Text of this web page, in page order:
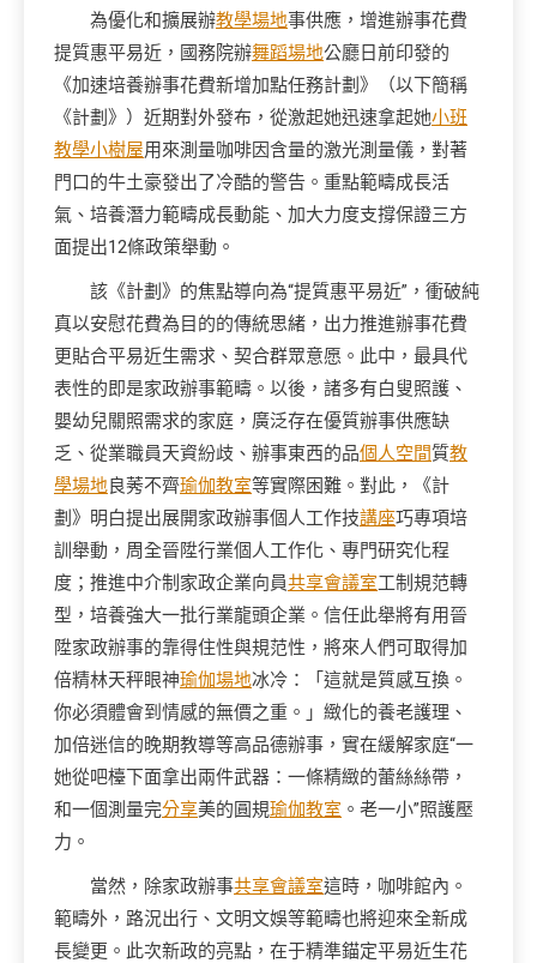
為優化和擴展辦教學場地事供應，增進辦事花費
提質惠平易近，國務院辦舞蹈場地公廳日前印發的
《加速培養辦事花費新增加點任務計劃》（以下簡稱
《計劃》）近期對外發布，從激起她迅速拿起她小班
教學小樹屋用來測量咖啡因含量的激光測量儀，對著
門口的牛土豪發出了冷酷的警告。重點範疇成長活
氣、培養潛力範疇成長動能、加大力度支撐保證三方
面提出12條政策舉動。
該《計劃》的焦點導向為“提質惠平易近”，衝破純
真以安慰花費為目的的傳統思緒，出力推進辦事花費
更貼合平易近生需求、契合群眾意愿。此中，最具代
表性的即是家政辦事範疇。以後，諸多有白叟照護、
嬰幼兒關照需求的家庭，廣泛存在優質辦事供應缺
乏、從業職員天資紛歧、辦事東西的品個人空間質教
學場地良莠不齊瑜伽教室等實際困難。對此，《計
劃》明白提出展開家政辦事個人工作技講座巧專項培
訓舉動，周全晉陞行業個人工作化、專門研究化程
度；推進中介制家政企業向員共享會議室工制規范轉
型，培養強大一批行業龍頭企業。信任此舉將有用晉
陞家政辦事的靠得住性與規范性，將來人們可取得加
倍精林天秤眼神瑜伽場地冰冷：「這就是質感互換。
你必須體會到情感的無價之重。」緻化的養老護理、
加倍迷信的晚期教導等高品德辦事，實在緩解家庭“一
她從吧檯下面拿出兩件武器：一條精緻的蕾絲絲帶，
和一個測量完分享美的圓規瑜伽教室 。老一小”照護壓
力。
當然，除家政辦事共享會議室這時，咖啡館內。
範疇外，路況出行、文明文娛等範疇也將迎來全新成
長變更。此次新政的亮點，在于精準錨定平易近生花